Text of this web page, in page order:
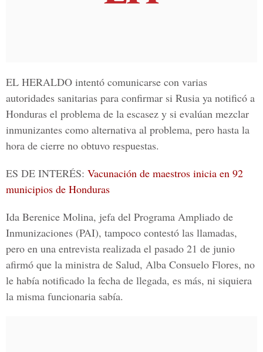
EL HERALDO intentó comunicarse con varias
autoridades sanitarias para confirmar si Rusia ya notificó a
Honduras el problema de la escasez y si evalúan mezclar
inmunizantes como alternativa al problema, pero hasta la
hora de cierre no obtuvo respuestas.
ES DE INTERÉS: Vacunación de maestros inicia en 92
municipios de Honduras
Ida Berenice Molina, jefa del Programa Ampliado de
Inmunizaciones (PAI), tampoco contestó las llamadas,
pero en una entrevista realizada el pasado 21 de junio
afirmó que la ministra de Salud, Alba Consuelo Flores, no
le había notificado la fecha de llegada, es más, ni siquiera
la misma funcionaria sabía.